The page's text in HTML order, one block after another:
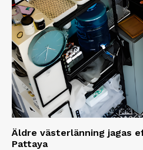
Äldre västerlänning jagas
Pattaya